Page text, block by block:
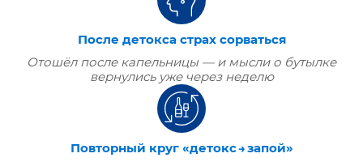
После детокса страх сорваться
Отошёл после капельницы — и мысли о бутылке
вернулись уже через неделю
Повторный круг «детокс → запой»